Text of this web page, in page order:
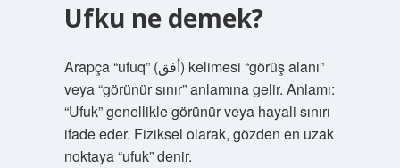
Ufku ne demek?
Arapça “ufuq” (أفق) kelimesi “görüş alanı”
veya “görünür sınır” anlamına gelir. Anlamı:
“Ufuk” genellikle görünür veya hayali sınırı
ifade eder. Fiziksel olarak, gözden en uzak
noktaya “ufuk” denir.